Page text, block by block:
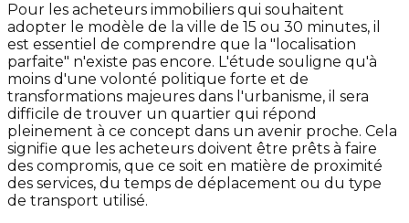
Pour les acheteurs immobiliers qui souhaitent
adopter le modèle de la ville de 15 ou 30 minutes, il
est essentiel de comprendre que la "localisation
parfaite" n'existe pas encore. L'étude souligne qu'à
moins d'une volonté politique forte et de
transformations majeures dans l'urbanisme, il sera
difficile de trouver un quartier qui répond
pleinement à ce concept dans un avenir proche. Cela
signifie que les acheteurs doivent être prêts à faire
des compromis, que ce soit en matière de proximité
des services, du temps de déplacement ou du type
de transport utilisé.